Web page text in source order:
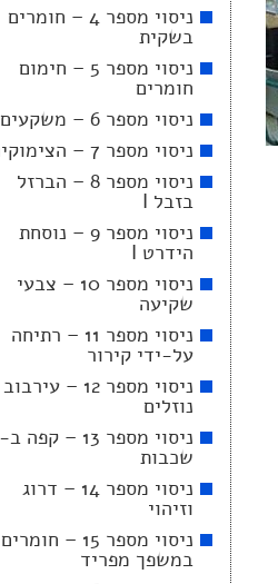
ניסוי מספר 4 – חומרים
בשקית
ניסוי מספר 5 – חימום
חומרים
ניסוי מספר 6 – משקעים
ניסוי מספר 7 – הצימוקים
ניסוי מספר 8 – הברזל
בזבל I
ניסוי מספר 9 – נוסחת
הידרט I
ניסוי מספר 10 – צבעי
שקיעה
ניסוי מספר 11 – רתיחה
על-ידי קירור
ניסוי מספר 12 – עירבוב
נוזלים
שכבות
ניסוי מספר 14 – דרוג
וזיהוי
ניסוי מספר 15 – חומרים
במשפך מפריד